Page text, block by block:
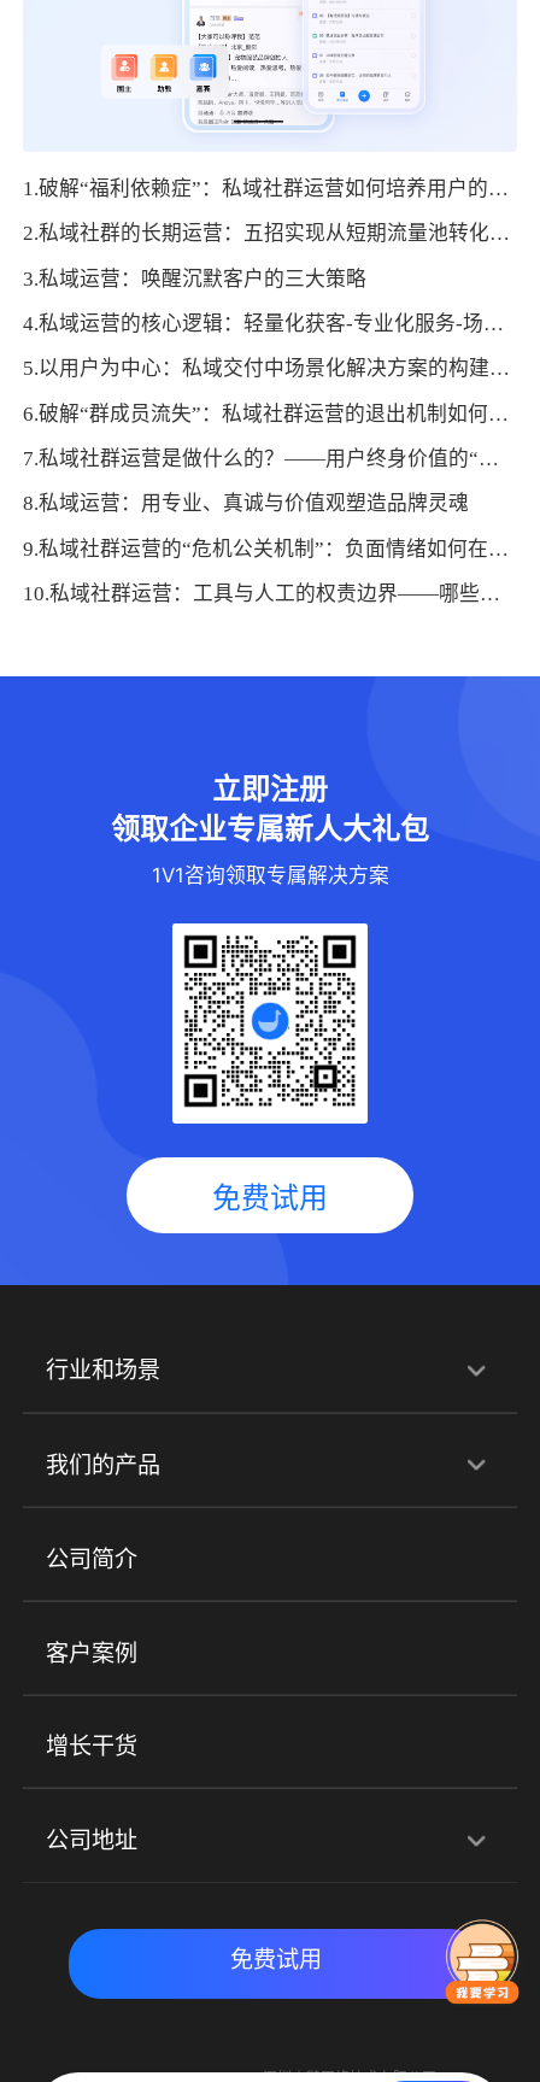
1.破解“福利依赖症”：私域社群运营如何培养用户的非物质需求
2.私域社群的长期运营：五招实现从短期流量池转化为品牌资产
3.私域运营：唤醒沉默客户的三大策略
4.私域运营的核心逻辑：轻量化获客-专业化服务-场景化转化
5.以用户为中心：私域交付中场景化解决方案的构建与优化
6.破解“群成员流失”：私域社群运营的退出机制如何反向优化运营策略
7.私域社群运营是做什么的？——用户终身价值的“经营密码”
8.私域运营：用专业、真诚与价值观塑造品牌灵魂
9.私域社群运营的“危机公关机制”：负面情绪如何在3小时内有效疏导
10.私域社群运营：工具与人工的权责边界——哪些可自动化，哪些必须亲力亲为？
立即注册
领取企业专属新人大礼包
1V1咨询领取专属解决方案
免费试用
行业和场景
行业解决方案
培训机构 职业技能培训 兴趣培训
金融行业
心理机构
实时私域带货 数字化运营
我们的产品
产品
小程序商城 ERP 企微SCRM
社群圈子
公司简介
客户案例
增长干货
公司地址
北京地址：北京市朝阳区朝外大街乙6号23层
免费试用
Copyright © 2015-2018 深圳小鹅网络技术有限公司